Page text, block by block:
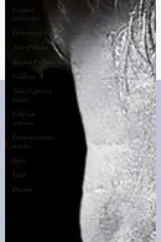
Lingua
straniera
Dizionari/Enciclopedie
Arte/Pittura
Teatro/Poesia/Musica
Collane
Autori greci e
latini
Libri in
vetrina
Presentazione
autori
Info
Vari
Poesia